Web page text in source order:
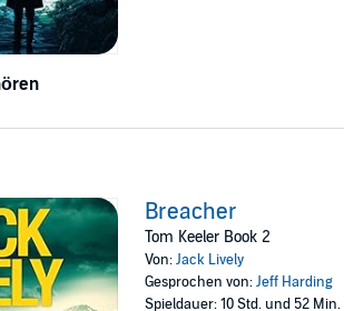
Breacher
Tom Keeler Book 2
Von:Jack Lively
Gesprochen von:Jeff Harding
Spieldauer: 10 Std. und 52 Min.